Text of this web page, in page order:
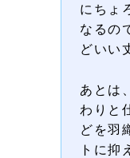
にちょ
なるの
どいい
あとは
わりと
どを羽
トに抑